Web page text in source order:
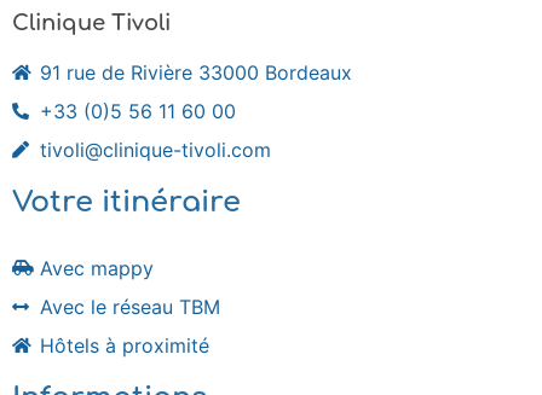
Clinique Tivoli
91 rue de Rivière 33000 Bordeaux
+33 (0)5 56 11 60 00
tivoli@clinique-tivoli.com
Votre itinéraire
Avec mappy
Avec le réseau TBM
Hôtels à proximité